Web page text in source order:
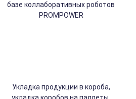
базе коллаборативных роботов
PROMPOWER
Укладка продукции в короба,